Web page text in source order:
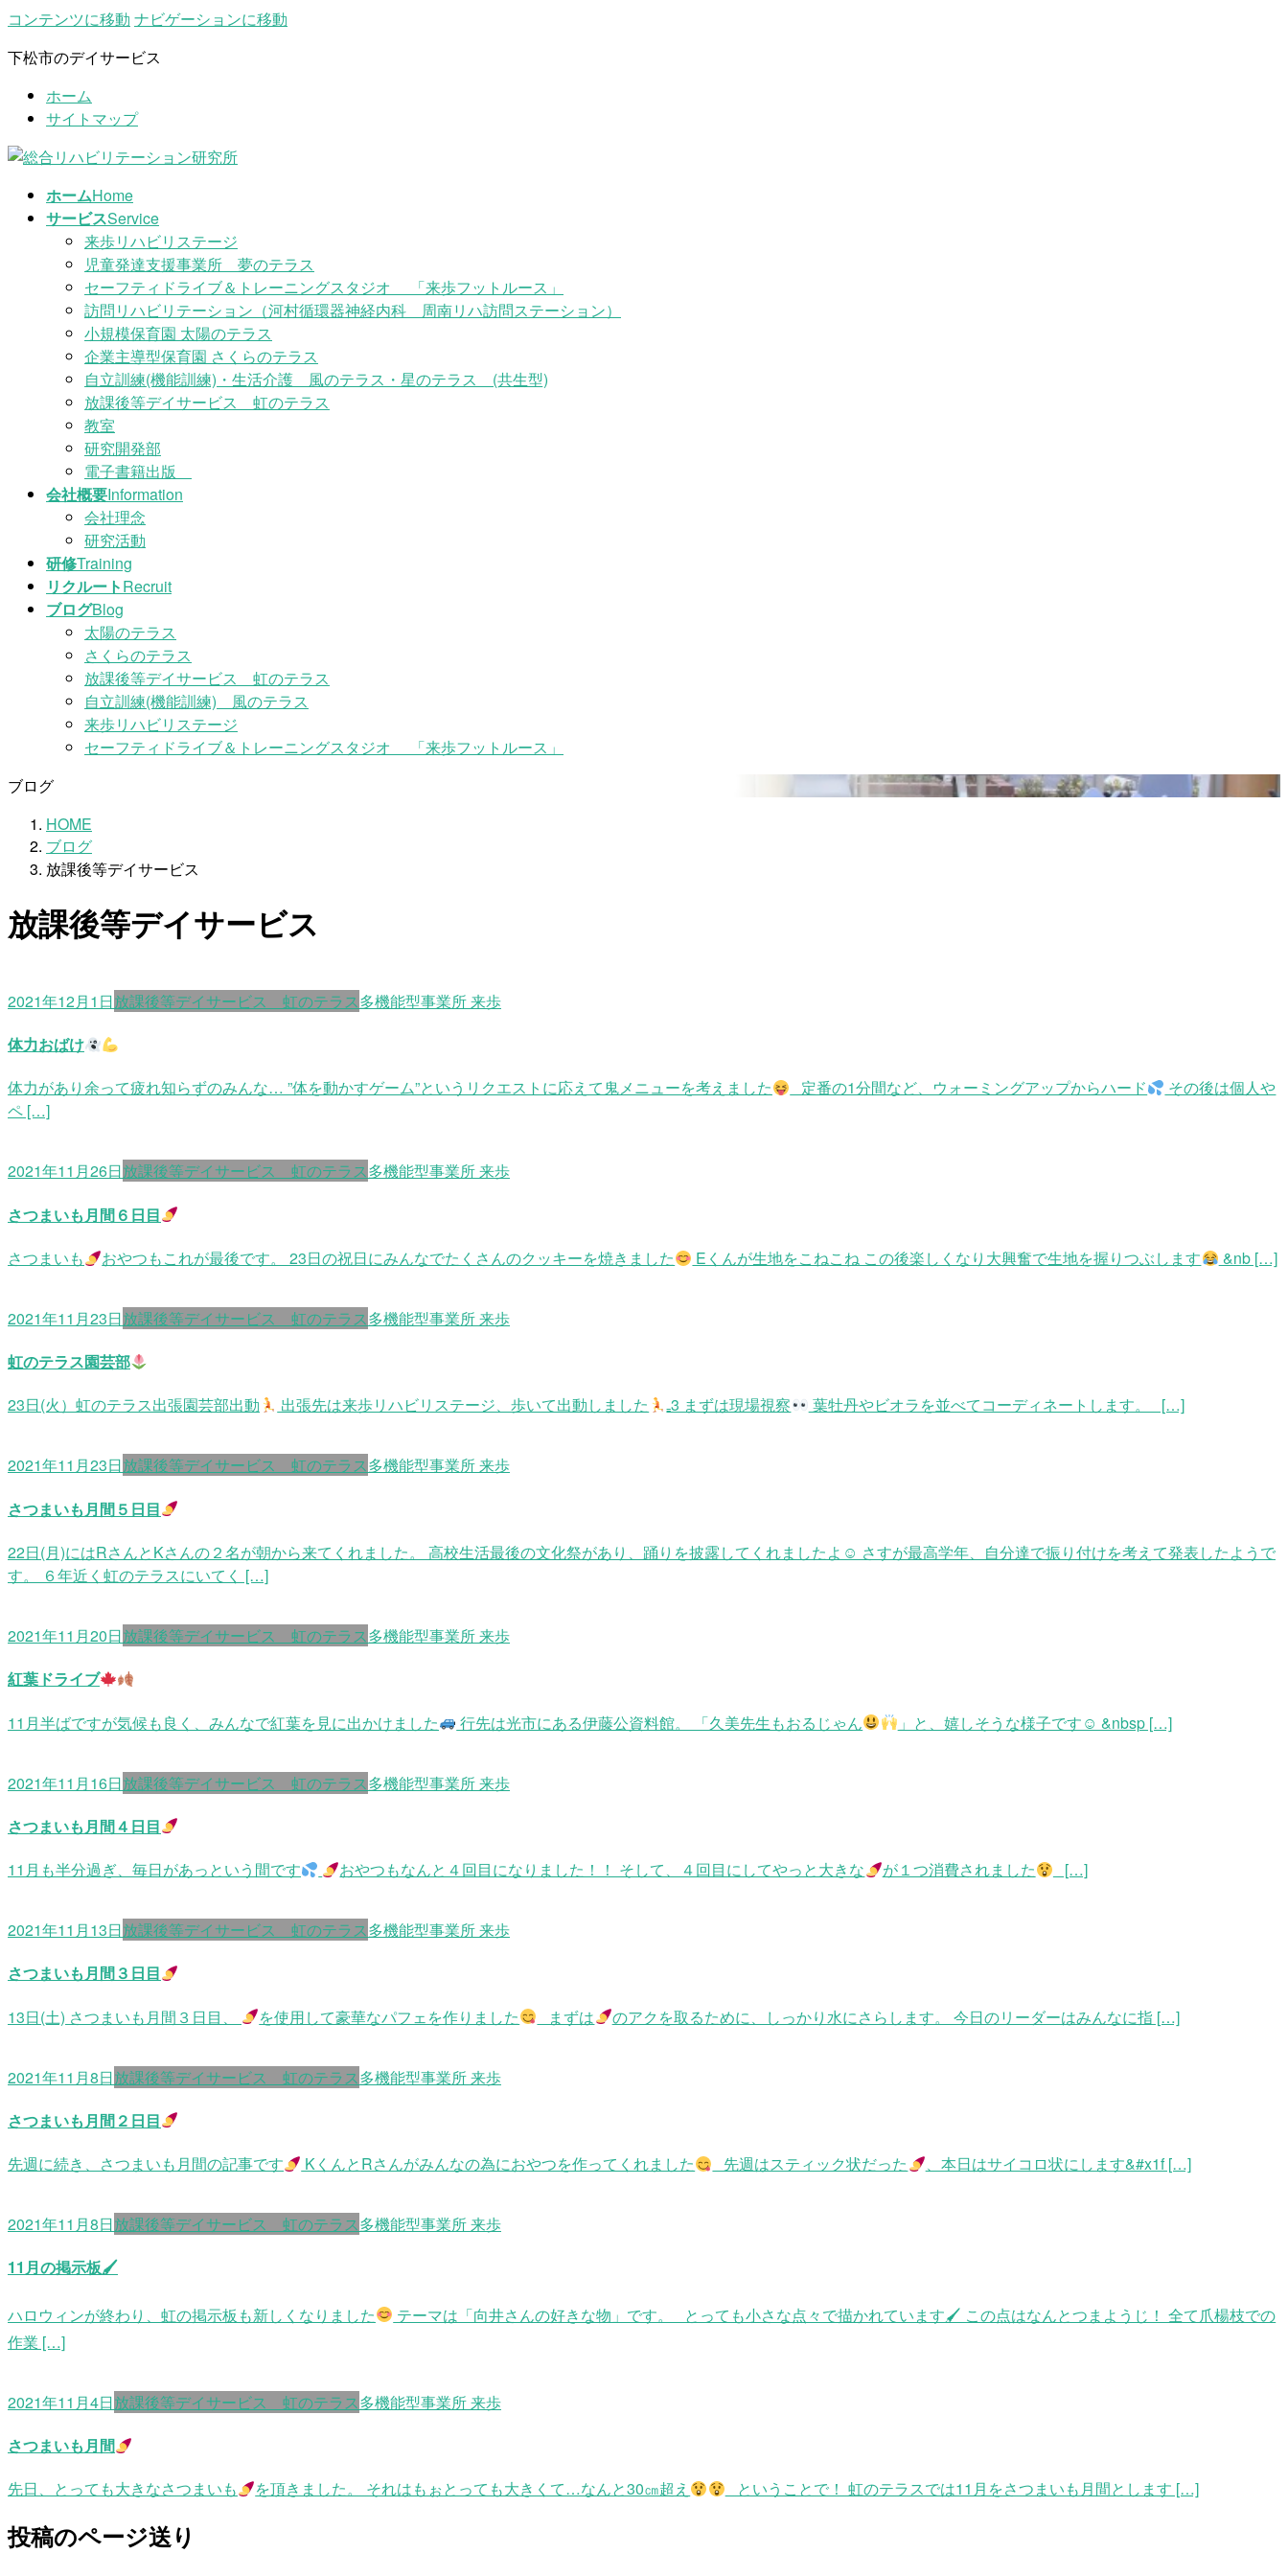
コンテンツに移動 ナビゲーションに移動
下松市のデイサービス
ホーム
サイトマップ
ホームHome
サービスService
来歩リハビリステージ
児童発達支援事業所 夢のテラス
セーフティドライブ＆トレーニングスタジオ 「来歩フットルース」
訪問リハビリテーション（河村循環器神経内科 周南リハ訪問ステーション）
小規模保育園 太陽のテラス
企業主導型保育園 さくらのテラス
自立訓練(機能訓練)・生活介護 風のテラス・星のテラス (共生型)
放課後等デイサービス 虹のテラス
教室
研究開発部
電子書籍出版
会社概要Information
会社理念
研究活動
研修Training
リクルートRecruit
ブログBlog
太陽のテラス
さくらのテラス
放課後等デイサービス 虹のテラス
自立訓練(機能訓練) 風のテラス
来歩リハビリステージ
セーフティドライブ＆トレーニングスタジオ 「来歩フットルース」
ブログ
HOME
ブログ
放課後等デイサービス
放課後等デイサービス
2021年12月1日放課後等デイサービス 虹のテラス多機能型事業所 来歩
体力おばけ
体力があり余って疲れ知らずのみんな… ”体を動かすゲーム”というリクエストに応えて鬼メニューを考えました
定番の1分間など、ウォーミングアップからハード
その後は個人や
ペ […]
2021年11月26日放課後等デイサービス 虹のテラス多機能型事業所 来歩
さつまいも月間６日目
さつまいも
おやつもこれが最後です。 23日の祝日にみんなでたくさんのクッキーを焼きました Eくんが生地をこねこね この後楽しくなり大興奮で生地を握りつぶします &nb […]
2021年11月23日放課後等デイサービス 虹のテラス多機能型事業所 来歩
虹のテラス園芸部
23日(火）虹のテラス出張園芸部出動
出張先は来歩リハビリステージ、歩いて出動しました ₌3 まずは現場視察 葉牡丹やビオラを並べてコーディネートします。 […]
2021年11月23日放課後等デイサービス 虹のテラス多機能型事業所 来歩
さつまいも月間５日目
22日(月)にはRさんとKさんの２名が朝から来てくれました。 高校生活最後の文化祭があり、踊りを披露してくれましたよ☺ さすが最高学年、自分達で振り付けを考えて発表したようで
す。 ６年近く虹のテラスにいてく […]
2021年11月20日放課後等デイサービス 虹のテラス多機能型事業所 来歩
紅葉ドライブ
11月半ばですが気候も良く、みんなで紅葉を見に出かけました
行先は光市にある伊藤公資料館。 「久美先生もおるじゃん 」と、嬉しそうな様子です☺ &nbsp […]
2021年11月16日放課後等デイサービス 虹のテラス多機能型事業所 来歩
さつまいも月間４日目
11月も半分過ぎ、毎日があっという間です
おやつもなんと４回目になりました！！ そして、４回目にしてやっと大きな が１つ消費されました […]
2021年11月13日放課後等デイサービス 虹のテラス多機能型事業所 来歩
さつまいも月間３日目
13日(土) さつまいも月間３日目、
を使用して豪華なパフェを作りました まずは のアクを取るために、しっかり水にさらします。 今日のリーダーはみんなに指 […]
2021年11月8日放課後等デイサービス 虹のテラス多機能型事業所 来歩
さつまいも月間２日目
先週に続き、さつまいも月間の記事です
KくんとRさんがみんなの為におやつを作ってくれました 先週はスティック状だった 、本日はサイコロ状にします&#x1f […]
2021年11月8日放課後等デイサービス 虹のテラス多機能型事業所 来歩
11月の掲示板🖌
ハロウィンが終わり、虹の掲示板も新しくなりました
テーマは「向井さんの好きな物」です。 とっても小さな点々で描かれています🖌 この点はなんとつまようじ！ 全て爪楊枝での
作業 […]
2021年11月4日放課後等デイサービス 虹のテラス多機能型事業所 来歩
さつまいも月間
先日、とっても大きなさつまいも
を頂きました。 それはもぉとっても大きくて…なんと30㎝超え ということで！ 虹のテラスでは11月をさつまいも月間とします […]
投稿のページ送り